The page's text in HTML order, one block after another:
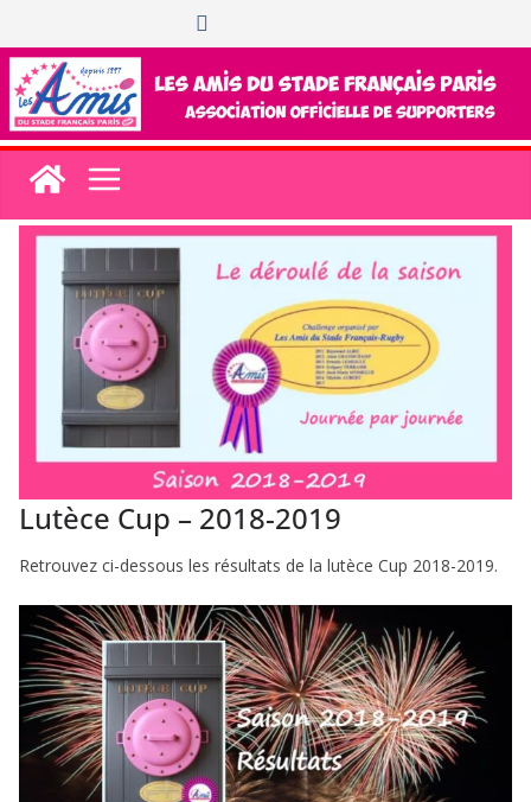
au
contenu
Lutèce Cup – 2018-2019
Retrouvez ci-dessous les résultats de la lutèce Cup 2018-2019.